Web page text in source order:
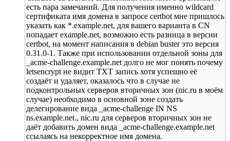
есть пара замечаний. Для получения именно wildcard
сертификата имя домена в запросе certbot мне пришлось
указать как *.example.net, для вашего варианта в CN
попадает example.net, возможно есть разница в версии
certbot, на момент написания в debian buster это версия
0.31.0-1. Также при использовании отдельной зоны для
_acme-challenge.example.net долго не мог понять почему
letsencrypt не видит TXT запись хотя успешно её
создаёт и удаляет, оказалось что в случае не
подконтрольных серверов вторичных зон (nic.ru в моём
случае) необходимо в основной зоне создать
делегирование вида _acme-challenge IN NS
ns.example.net., nic.ru для серверов вторичных зон не
даёт добавить домен вида _acme-challenge.example.net
ссылаясь на некорректное имя домена.